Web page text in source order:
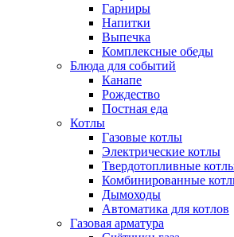
Гарниры
Напитки
Выпечка
Комплексные обеды
Блюда для событий
Канапе
Рождество
Постная еда
Котлы
Газовые котлы
Электрические котлы
Твердотопливные
Комбинированные
Дымоходы
Автоматика для котлов
Газовая арматура